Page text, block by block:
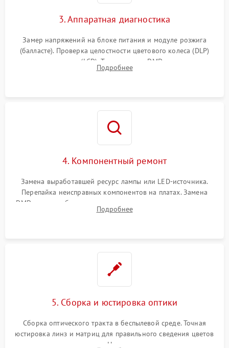
3. Аппаратная диагностика
Замер напряжений на блоке питания и модуле розжига
(балласте). Проверка целостности цветового колеса (DLP)
или поляризаторов (LCD). Тестирование DMD-чипа, датчиков
температуры и оптопар с помощью мультиметра и
Подробнее
4. Компонентный ремонт
Замена выработавшей ресурс лампы или LED-источника.
Перепайка неисправных компонентов на платах. Замена
DMD-чипа при битых пикселях, установка нового цветового
колеса или восстановление сгоревших поляризационных
Подробнее
5. Сборка и юстировка оптики
Сборка оптического тракта в беспылевой среде. Точная
юстировка линз и матриц для правильного сведения цветов
и устранения размытия. Надежное подключение всех